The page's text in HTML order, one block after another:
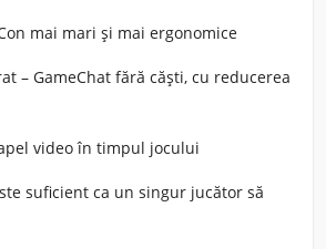
mai mari și mai ergonomice
– GameChat fără căști, cu reducerea
video în timpul jocului
suficient ca un singur jucător să